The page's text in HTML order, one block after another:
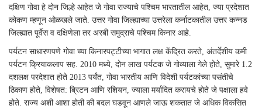
दक्षिण गोवा हे दोन जिल्हे आहेत जे गोवा राज्याचे पश्चिम भारतातील आहेत, ज्या प्रदेशात
कोकण म्हणून ओळखले जाते. उत्तर गोवा जिल्ह्याच्या उत्तरेला कर्नाटकातील उत्तर कन्नड
जिल्ह्यात पूर्वेस व दक्षिणेला तर अरबी समुद्राचे पश्चिम किनार आहे.
पर्यटन साधारणपणे गोवा च्या किनारपट्टीच्या भागात लक्ष केंद्रित करते, अंतर्देशीय कमी
पर्यटन क्रियाकलाप सह. 2010 मध्ये, दोन लाख पर्यटक जे गोव्याला गेले होते, सुमारे 1.2
दशलक्ष परदेशात होते 2013 पर्यंत, गोवा भारतीय आणि विदेशी पर्यटकांच्या पसंतीचे
ठिकाण होते, विशेषत: ब्रिटन आणि रशियन, ज्याला मर्यादित करायचे होते जे पक्षाला हवे
होते. राज्य अशी आशा होती की बदल घडवून आणले जाऊ शकतात जे अधिक विकसित